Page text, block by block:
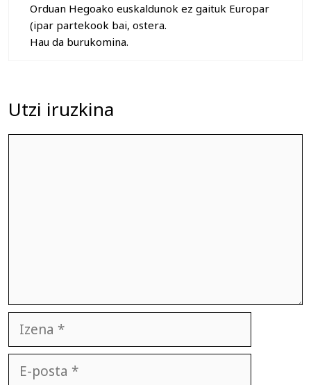
Orduan Hegoako euskaldunok ez gaituk Europar
(ipar partekook bai, ostera.
Hau da burukomina.
Utzi iruzkina
posta